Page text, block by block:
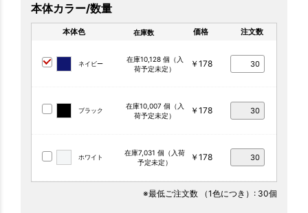
本体カラー/数量
本体色 在庫数 価格 注文数
ネイビー
在庫10,128 個（入
荷予定未定）
￥178
ブラック
在庫10,007 個（入
荷予定未定）
￥178
ホワイト
在庫7,031 個（入荷
予定未定）
￥178
※最低ご注文数 （1色につき） : 30個